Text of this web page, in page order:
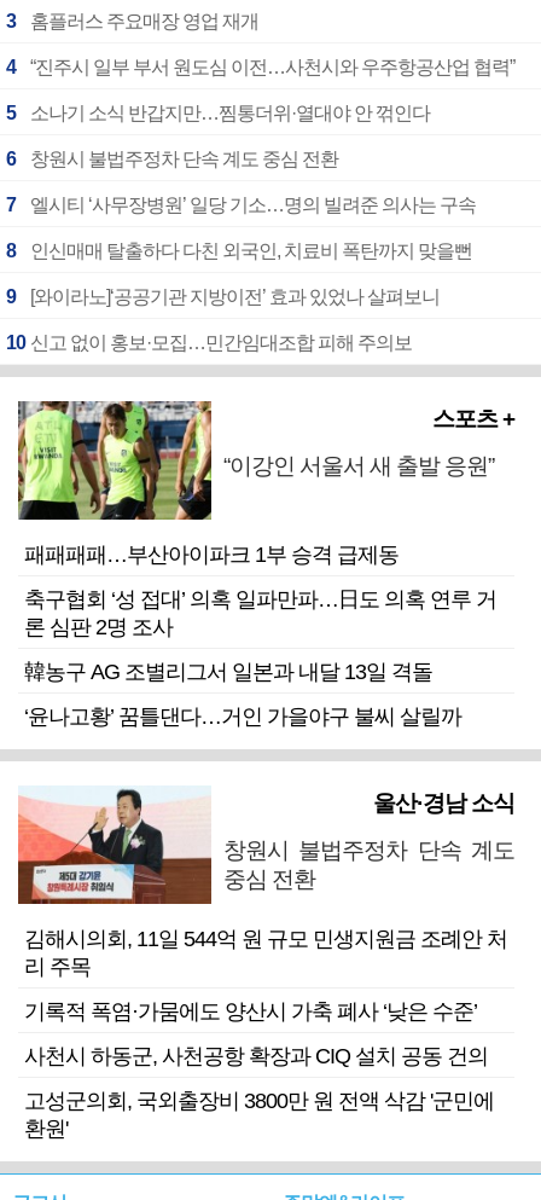
3 홈플러스 주요매장 영업 재개
4 “진주시 일부 부서 원도심 이전…사천시와 우주항공산업 협력”
5 소나기 소식 반갑지만…찜통더위·열대야 안 꺾인다
6 창원시 불법주정차 단속 계도 중심 전환
7 엘시티 ‘사무장병원’ 일당 기소…명의 빌려준 의사는 구속
8 인신매매 탈출하다 다친 외국인, 치료비 폭탄까지 맞을뻔
9 [와이라노]‘공공기관 지방이전’ 효과 있었나 살펴보니
10 신고 없이 홍보·모집…민간임대조합 피해 주의보
스포츠 +
“이강인 서울서 새 출발 응원”
패패패패…부산아이파크 1부 승격 급제동
축구협회 ‘성 접대’ 의혹 일파만파…日도 의혹 연루 거
론 심판 2명 조사
韓농구 AG 조별리그서 일본과 내달 13일 격돌
‘윤나고황’ 꿈틀댄다…거인 가을야구 불씨 살릴까
울산·경남 소식
창원시 불법주정차 단속 계도
중심 전환
김해시의회, 11일 544억 원 규모 민생지원금 조례안 처
리 주목
기록적 폭염·가뭄에도 양산시 가축 폐사 ‘낮은 수준’
사천시 하동군, 사천공항 확장과 CIQ 설치 공동 건의
고성군의회, 국외출장비 3800만 원 전액 삭감 '군민에
환원'